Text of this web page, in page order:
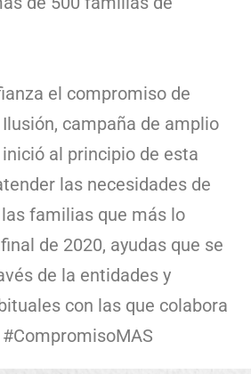
el compromiso de
campaña de amplio
al principio de esta
las necesidades de
familias que más lo
de 2020, ayudas que se
de la entidades y
con las que colabora